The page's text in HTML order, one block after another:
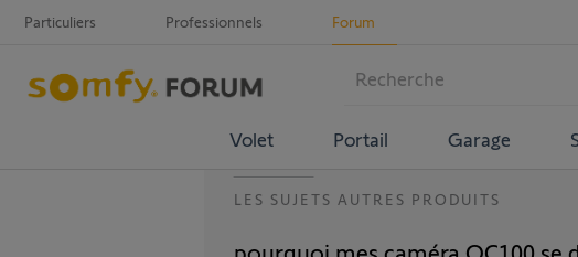
Particuliers Professionnels Forum
Volet Portail Garage
LES SUJETS AUTRES PRODUITS